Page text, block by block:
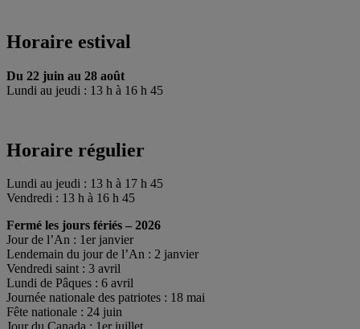
Horaire estival
Du 22 juin au 28 août
Lundi au jeudi : 13 h à 16 h 45
Horaire régulier
Lundi au jeudi : 13 h à 17 h 45
Vendredi : 13 h à 16 h 45
Fermé les jours fériés – 2026
Jour de l’An : 1er janvier
Lendemain du jour de l’An : 2 janvier
Vendredi saint : 3 avril
Lundi de Pâques : 6 avril
Journée nationale des patriotes : 18 mai
Fête nationale : 24 juin